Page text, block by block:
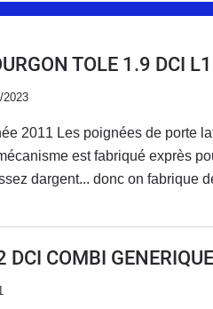
TOLE 1.9 DCI
2023
2011 Les poignées de porte
est fabriqué exprès
dargent... donc on fabrique
encoche qui s'use très
lorsque l'on tire sur la poignée
fixation avec un rivet pop et
DCI COMBI